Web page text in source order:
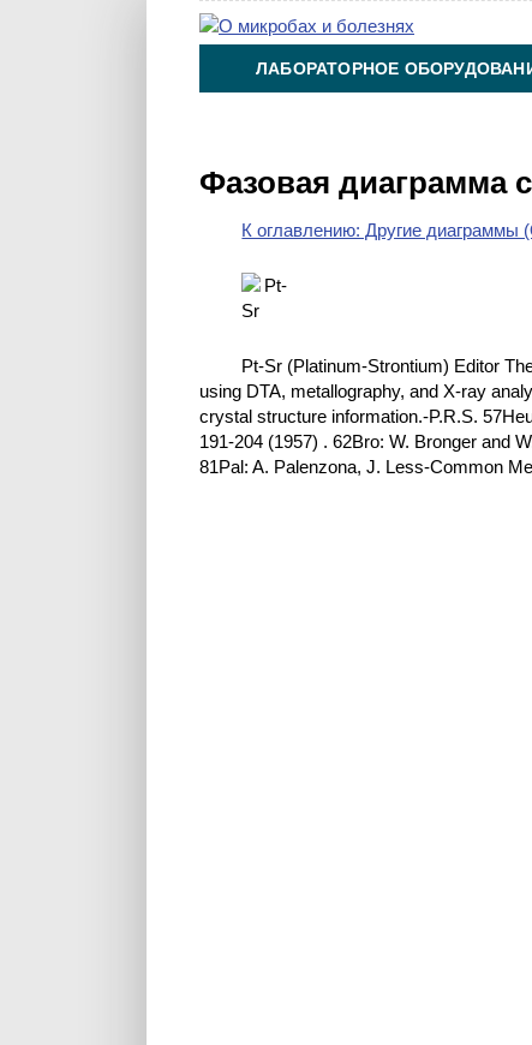
ЛАБОРАТОРНОЕ
Фазовая диаграмма
К оглавлению: Другие диаграммы
Pt-Sr (Platinum-Strontium) Editor
using DTA, metallography, and X-ray
crystal structure information.-P.R.S.
191-204 (1957) . 62Bro: W. Bronger and
81Pal: A. Palenzona, J. Less-Common